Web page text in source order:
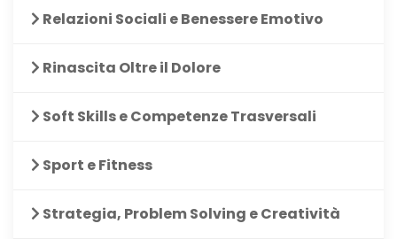
Relazioni Sociali e Benessere Emotivo
Rinascita Oltre il Dolore
Soft Skills e Competenze Trasversali
Sport e Fitness
Strategia, Problem Solving e Creatività